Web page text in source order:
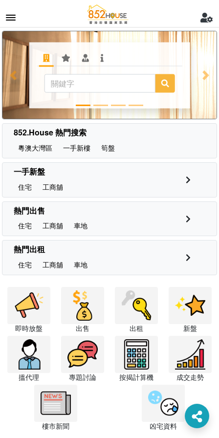
Previous
852.House 熱門搜索
粵澳大灣區 一手新樓 筍盤
一手新盤
住宅 工商舖
熱門出售
住宅 工商舖 車地
熱門出租
住宅 工商舖 車地
即時放盤 出售 出租 新盤
搵代理 專題討論 按揭計算機 成交走勢
樓市新聞 凶宅資料